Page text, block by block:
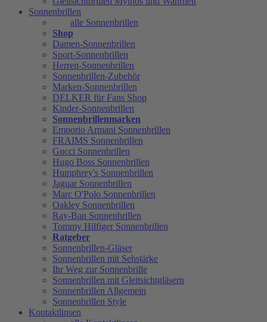
Sonnenbrillen
alle Sonnenbrillen
Shop
Damen-Sonnenbrillen
Sport-Sonnenbrillen
Herren-Sonnenbrillen
Sonnenbrillen-Zubehör
Marken-Sonnenbrillen
DELKER für Fans Shop
Kinder-Sonnenbrillen
Sonnenbrillenmarken
Emporio Armani Sonnenbrillen
FRAIMS Sonnenbrillen
Gucci Sonnenbrillen
Hugo Boss Sonnenbrillen
Humphrey's Sonnenbrillen
Jaguar Sonnenbrillen
Marc O'Polo Sonnenbrillen
Oakley Sonnenbrillen
Ray-Ban Sonnenbrillen
Tommy Hilfiger Sonnenbrillen
Ratgeber
Sonnenbrillen-Gläser
Sonnenbrillen mit Sehstärke
Ihr Weg zur Sonnenbrille
Sonnenbrillen mit Gleitsichtgläsern
Sonnenbrillen Allgemein
Sonnenbrillen Style
Kontaktlinsen